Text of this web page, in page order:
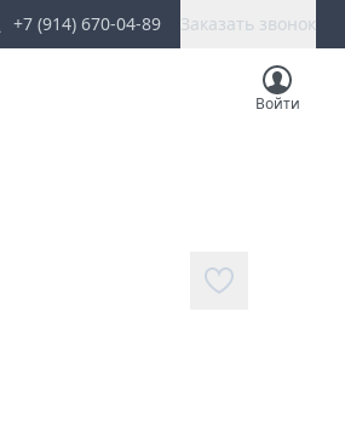
+7 (914) 670-04-89 Заказать звонок
Войти